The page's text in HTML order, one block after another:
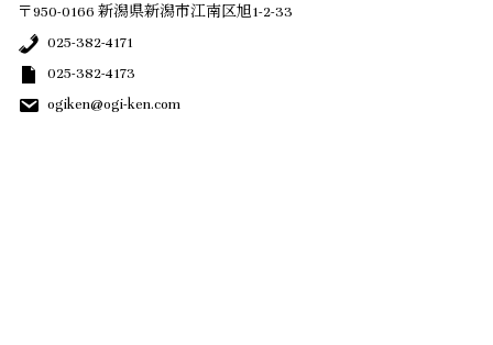
〒950-0166 新潟県新潟市江南区旭1-2-33
025-382-4171
025-382-4173
ogiken@ogi-ken.com